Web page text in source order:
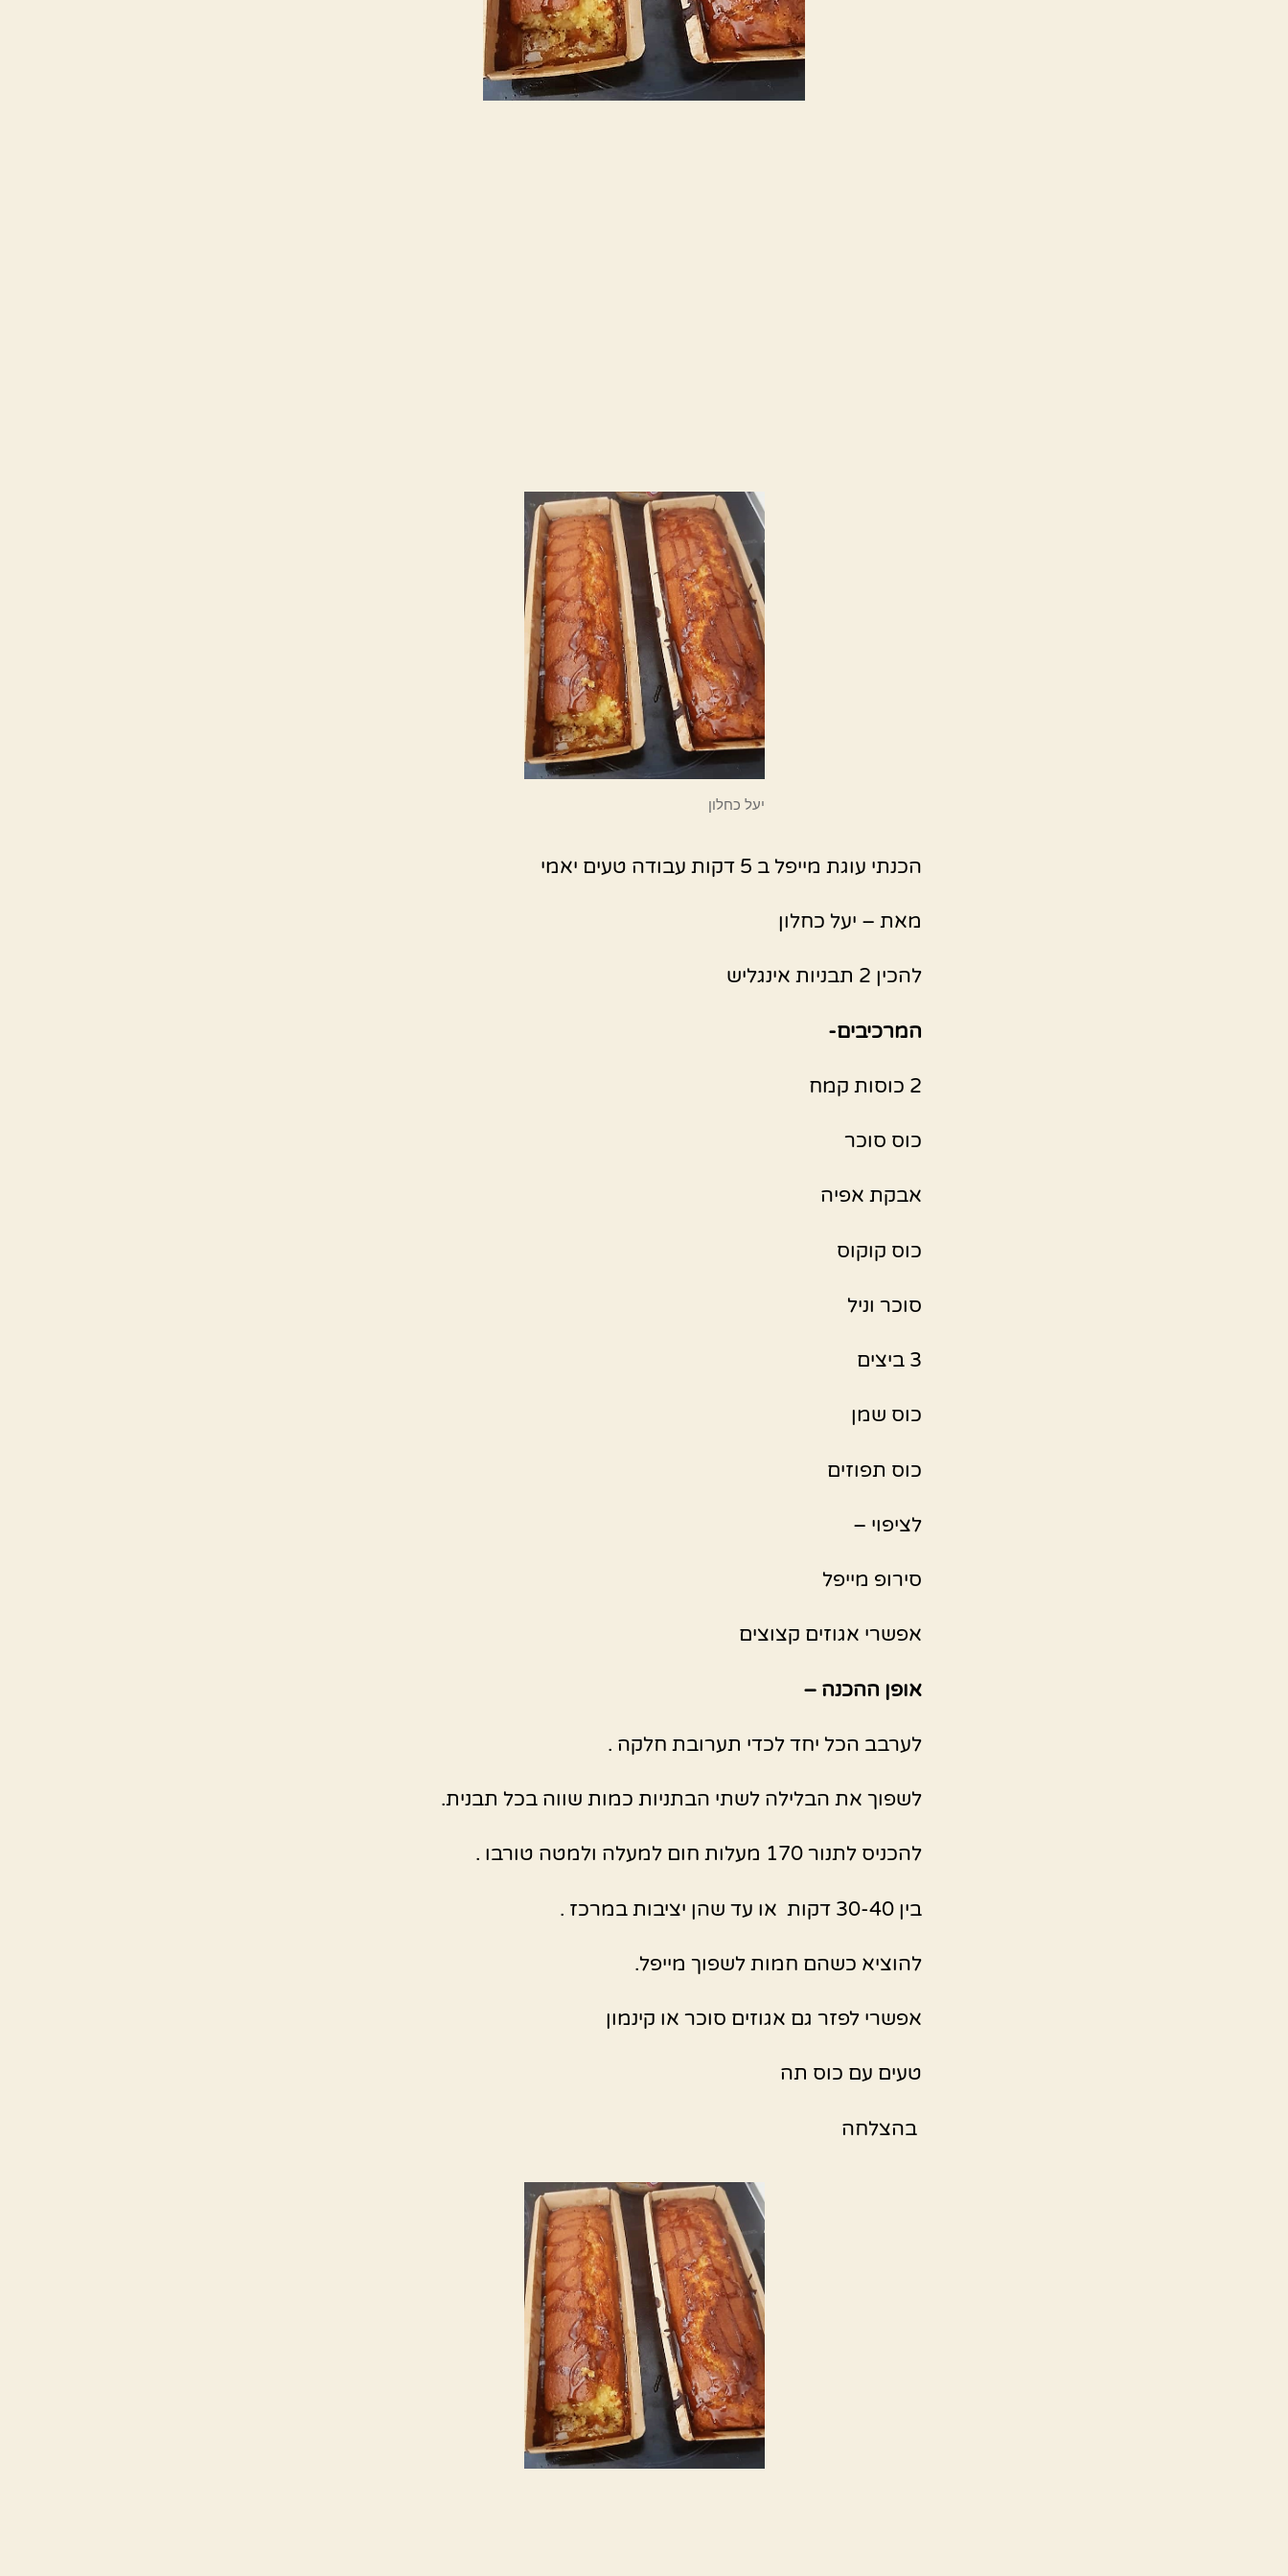
יעל כחלון
הכנתי עוגת מייפל ב 5 דקות עבודה טעים יאמי
מאת – יעל כחלון
להכין 2 תבניות אינגליש
המרכיבים-
2 כוסות קמח
כוס סוכר
אבקת אפיה
כוס קוקוס
סוכר וניל
3 ביצים
כוס שמן
כוס תפוזים
לציפוי –
סירופ מייפל
אפשרי אגוזים קצוצים
אופן ההכנה –
לערבב הכל יחד לכדי תערובת חלקה .
לשפוך את הבלילה לשתי הבתניות כמות שווה בכל תבנית.
להכניס לתנור 170 מעלות חום למעלה ולמטה טורבו .
בין 30-40 דקות או עד שהן יציבות במרכז .
להוציא כשהם חמות לשפוך מייפל.
אפשרי לפזר גם אגוזים סוכר או קינמון
טעים עם כוס תה
בהצלחה